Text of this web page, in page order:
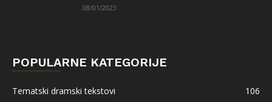
08/01/2023
POPULARNE KATEGORIJE
Tematski dramski tekstovi
106